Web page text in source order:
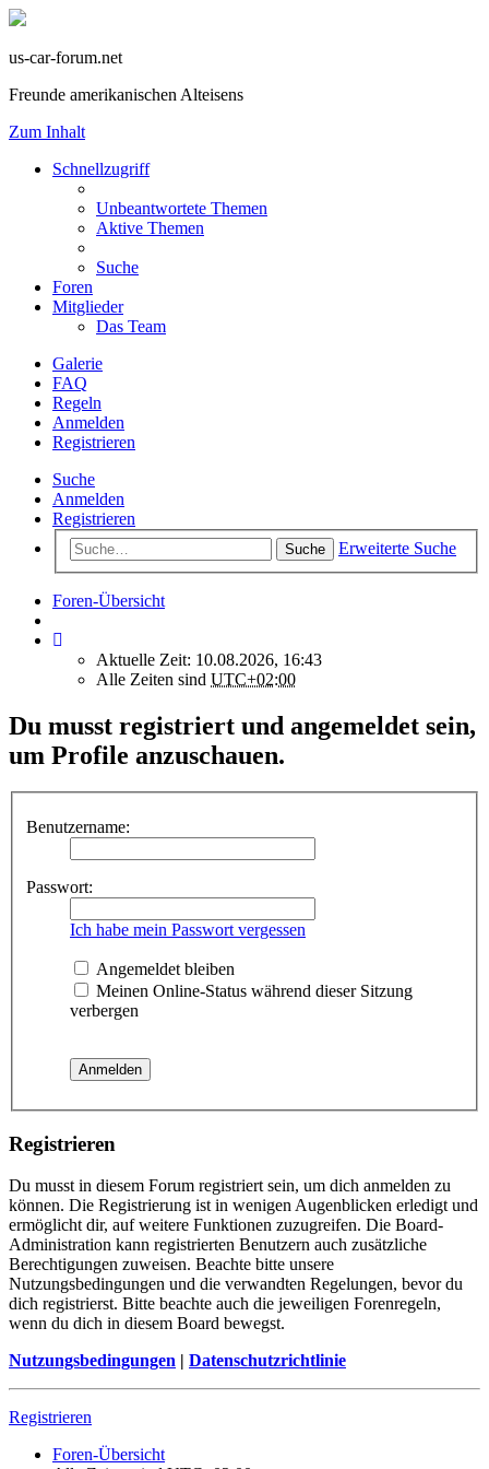
us-car-forum.net
Freunde amerikanischen Alteisens
Zum Inhalt
Schnellzugriff
Unbeantwortete Themen
Aktive Themen
Suche
Foren
Mitglieder
Das Team
Galerie
FAQ
Regeln
Anmelden
Registrieren
Suche
Anmelden
Registrieren
Suche Erweiterte Suche
Foren-Übersicht
Aktuelle Zeit: 10.08.2026, 16:43
Alle Zeiten sind UTC+02:00
Du musst registriert und angemeldet sein,
um Profile anzuschauen.
Benutzername:
Passwort:
Ich habe mein Passwort vergessen
Angemeldet bleiben
Meinen Online-Status während dieser Sitzung
verbergen
Registrieren
Du musst in diesem Forum registriert sein, um dich anmelden zu
können. Die Registrierung ist in wenigen Augenblicken erledigt und
ermöglicht dir, auf weitere Funktionen zuzugreifen. Die Board-
Administration kann registrierten Benutzern auch zusätzliche
Berechtigungen zuweisen. Beachte bitte unsere
Nutzungsbedingungen und die verwandten Regelungen, bevor du
dich registrierst. Bitte beachte auch die jeweiligen Forenregeln,
wenn du dich in diesem Board bewegst.
Nutzungsbedingungen | Datenschutzrichtlinie
Registrieren
Foren-Übersicht